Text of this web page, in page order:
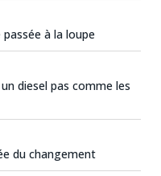
à la loupe
diesel pas comme les
du changement